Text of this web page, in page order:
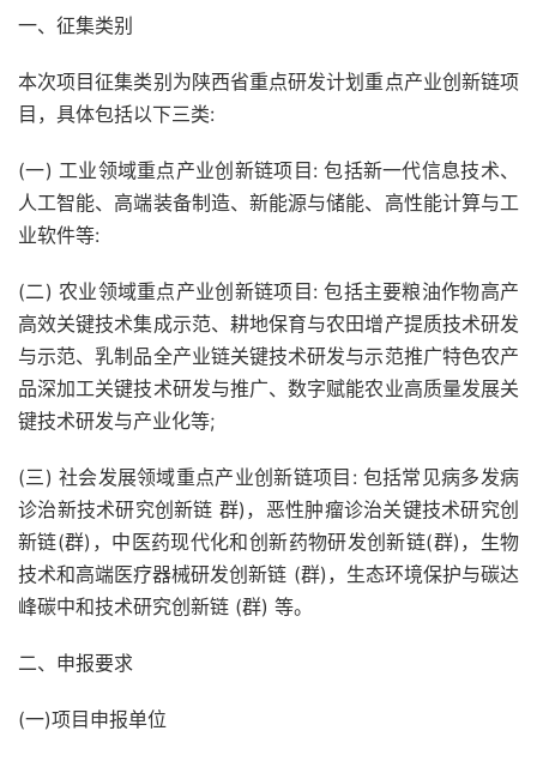
一、征集类别
本次项目征集类别为陕西省重点研发计划重点产业创新链项
目，具体包括以下三类:
(一) 工业领域重点产业创新链项目: 包括新一代信息技术、
人工智能、高端装备制造、新能源与储能、高性能计算与工
业软件等:
(二) 农业领域重点产业创新链项目: 包括主要粮油作物高产
高效关键技术集成示范、耕地保育与农田增产提质技术研发
与示范、乳制品全产业链关键技术研发与示范推广特色农产
品深加工关键技术研发与推广、数字赋能农业高质量发展关
键技术研发与产业化等;
(三) 社会发展领域重点产业创新链项目: 包括常见病多发病
诊治新技术研究创新链 群)，恶性肿瘤诊治关键技术研究创
新链(群)，中医药现代化和创新药物研发创新链(群)，生物
技术和高端医疗器械研发创新链 (群)，生态环境保护与碳达
峰碳中和技术研究创新链 (群) 等。
二、申报要求
(一)项目申报单位